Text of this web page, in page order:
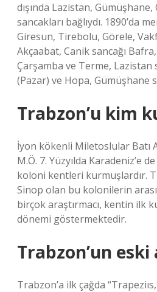
dışında Lazistan,
sancakları bağlıydı. 1890’da
Giresun, Tirebolu, Görele,
Akçaabat, Canik sancağı
Çarşamba ve Terme, Lazistan
(Pazar) ve Hopa, Gümüşhane
Trabzon’u kim
İyon kökenli Miletoslular Batı
M.Ö. 7. Yüzyılda Karadeniz’e
koloni kentleri kurmuşlardır.
Sinop olan bu kolonilerin
birçok araştırmacı, kentin ilk
dönemi göstermektedir.
Trabzon’un eski
Trabzon’a ilk çağda